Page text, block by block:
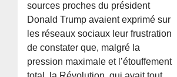
sources proches du président
Donald Trump avaient exprimé sur
les réseaux sociaux leur frustration
de constater que, malgré la
pression maximale et l’étouffement